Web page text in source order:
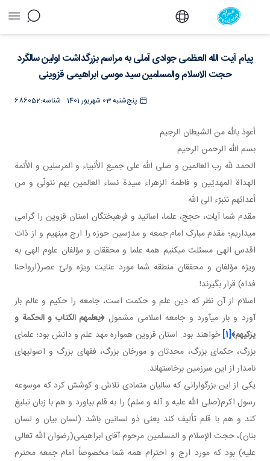
پیام آیت الله العظمی جوادی آملی به مراسم
بزرگداشت اولین سالگرد حجت الاسلام والمسلمین
سید موسی ابراهیمی قزوینی - دفتر
پیام آیت الله العظمی جوادی آملی به مراسم بزرگداشت اولین سالگرد
حجت الاسلام والمسلمین سید موسی ابراهیمی قزوینی
پنج‌شنبه 03 شهریور 1401 686052شناسه:
أعوذ بالله من الشيطان الرجيم
بسم الله الرحمن الرحيم
الحمد لله رب العالمین و صلی الله علی جمیع الأنبیاء و المرسلین و الأئمة
الهداة المهدیّین و فاطمة الزهراء سیدة نساء العالمین بهم نتولّی و من
أعدائهم نتبرّء الی الله
مقدم شما آیات، حجج، علما، اساتید و فرهیختگان استان قزوین را گرامی
می داریم؛ مقدم مبارک امام جمعه و مدرّسین حوزه را ارج می نهیم و از ذات
اقدس الهی مسئلت می کنیم همه علما و محققان و مؤلفان علوم الهی به
ویژه مؤلفان و محققان منطقه شما مورد عنایت ویژه ولیّ عصر(ارواحنا
فداه) قرار بگیرند!
اسلام از آن نظر که دین علم و حکمت است، جامعه را حکیم و عالم بار
آورد و بار می آورد و جامعه اسلامی مشمول﴿یعلمهم الکتاب و الحکمة و
یزکیهم﴾[1] خواهند بود. استان قزوین همواره مهد علم و دانش بود؛ علمای
بزرگ، حکمای بزرگ، محدثان و مورخان بزرگ، فقهای بزرگ و اصولی های
نامدار از این سرزمین برخاسته اند.
یکی از این بزرگوارانی که ساليان متمادی تلاش و کوشش کرد که موسوعه
رسول اکرم(صلی الله عليه و آله و سلم) را به قلم بیاورد و هم با زبان تبلیغ
کند و هم با قلم تألیف کند یعنی ذو لسانین باشد (لسان بیان و لسان
بنان)، حجت الإسلام و المسلمین مرحوم آقای ابراهیمی(رضوان الله تعالی
علیه) بود که مورد ارج و احترام همه شما مخصوصاً امام جمعه محترم